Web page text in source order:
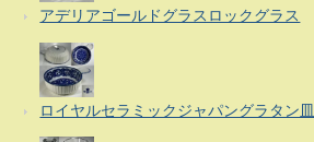
アデリアゴールドグラスロックグラス
ロイヤルセラミックジャパングラタン皿